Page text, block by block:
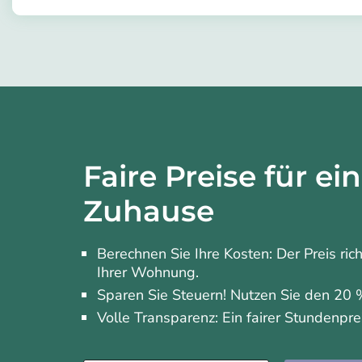
häusliche Aufgaben als ein Hobby, ich
Diensten zu sein, während ich tue, was ich liebe,
verspreche, Sie werden es nicht bereuen, mir
Faire Preise für
Zuhause
Berechnen Sie Ihre Kosten: Der Preis
Ihrer Wohnung.
Sparen Sie Steuern! Nutzen Sie den 20
Volle Transparenz: Ein fairer